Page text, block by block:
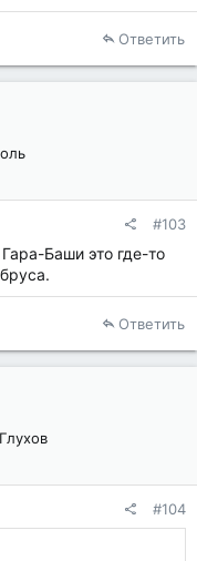
Ответить
#103
Баши это где-то
Ответить
#104